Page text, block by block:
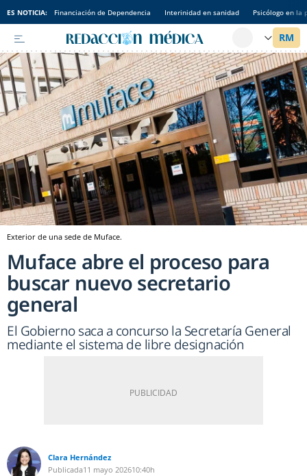
ES NOTICIA: Financiación de Dependencia Interinidad en sanidad Psicólogo en la
Exterior de una sede de Muface.
Muface abre el proceso para
buscar nuevo secretario
general
El Gobierno saca a concurso la Secretaría General
mediante el sistema de libre designación
Clara Hernández
Publicada11 mayo 202610:40h